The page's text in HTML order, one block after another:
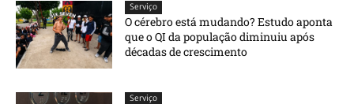
Serviço
O cérebro está mudando? Estudo aponta
que o QI da população diminuiu após
décadas de crescimento
Serviço